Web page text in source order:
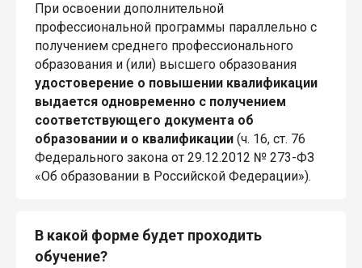
При освоении дополнительной
профессиональной программы параллельно с
получением среднего профессионального
образования и (или) высшего образования
удостоверение о повышении квалификации
выдается одновременно с получением
соответствующего документа об
образовании и о квалификации (ч. 16, ст. 76
Федерального закона от 29.12.2012 № 273-ФЗ
«Об образовании в Российской Федерации»).
В какой форме будет проходить
обучение?